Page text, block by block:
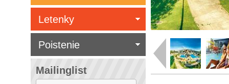
Mailinglist
Letenky
Poistenie